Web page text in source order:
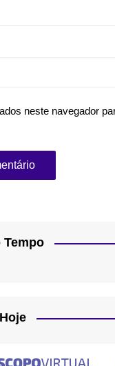
neste navegador
Tempo